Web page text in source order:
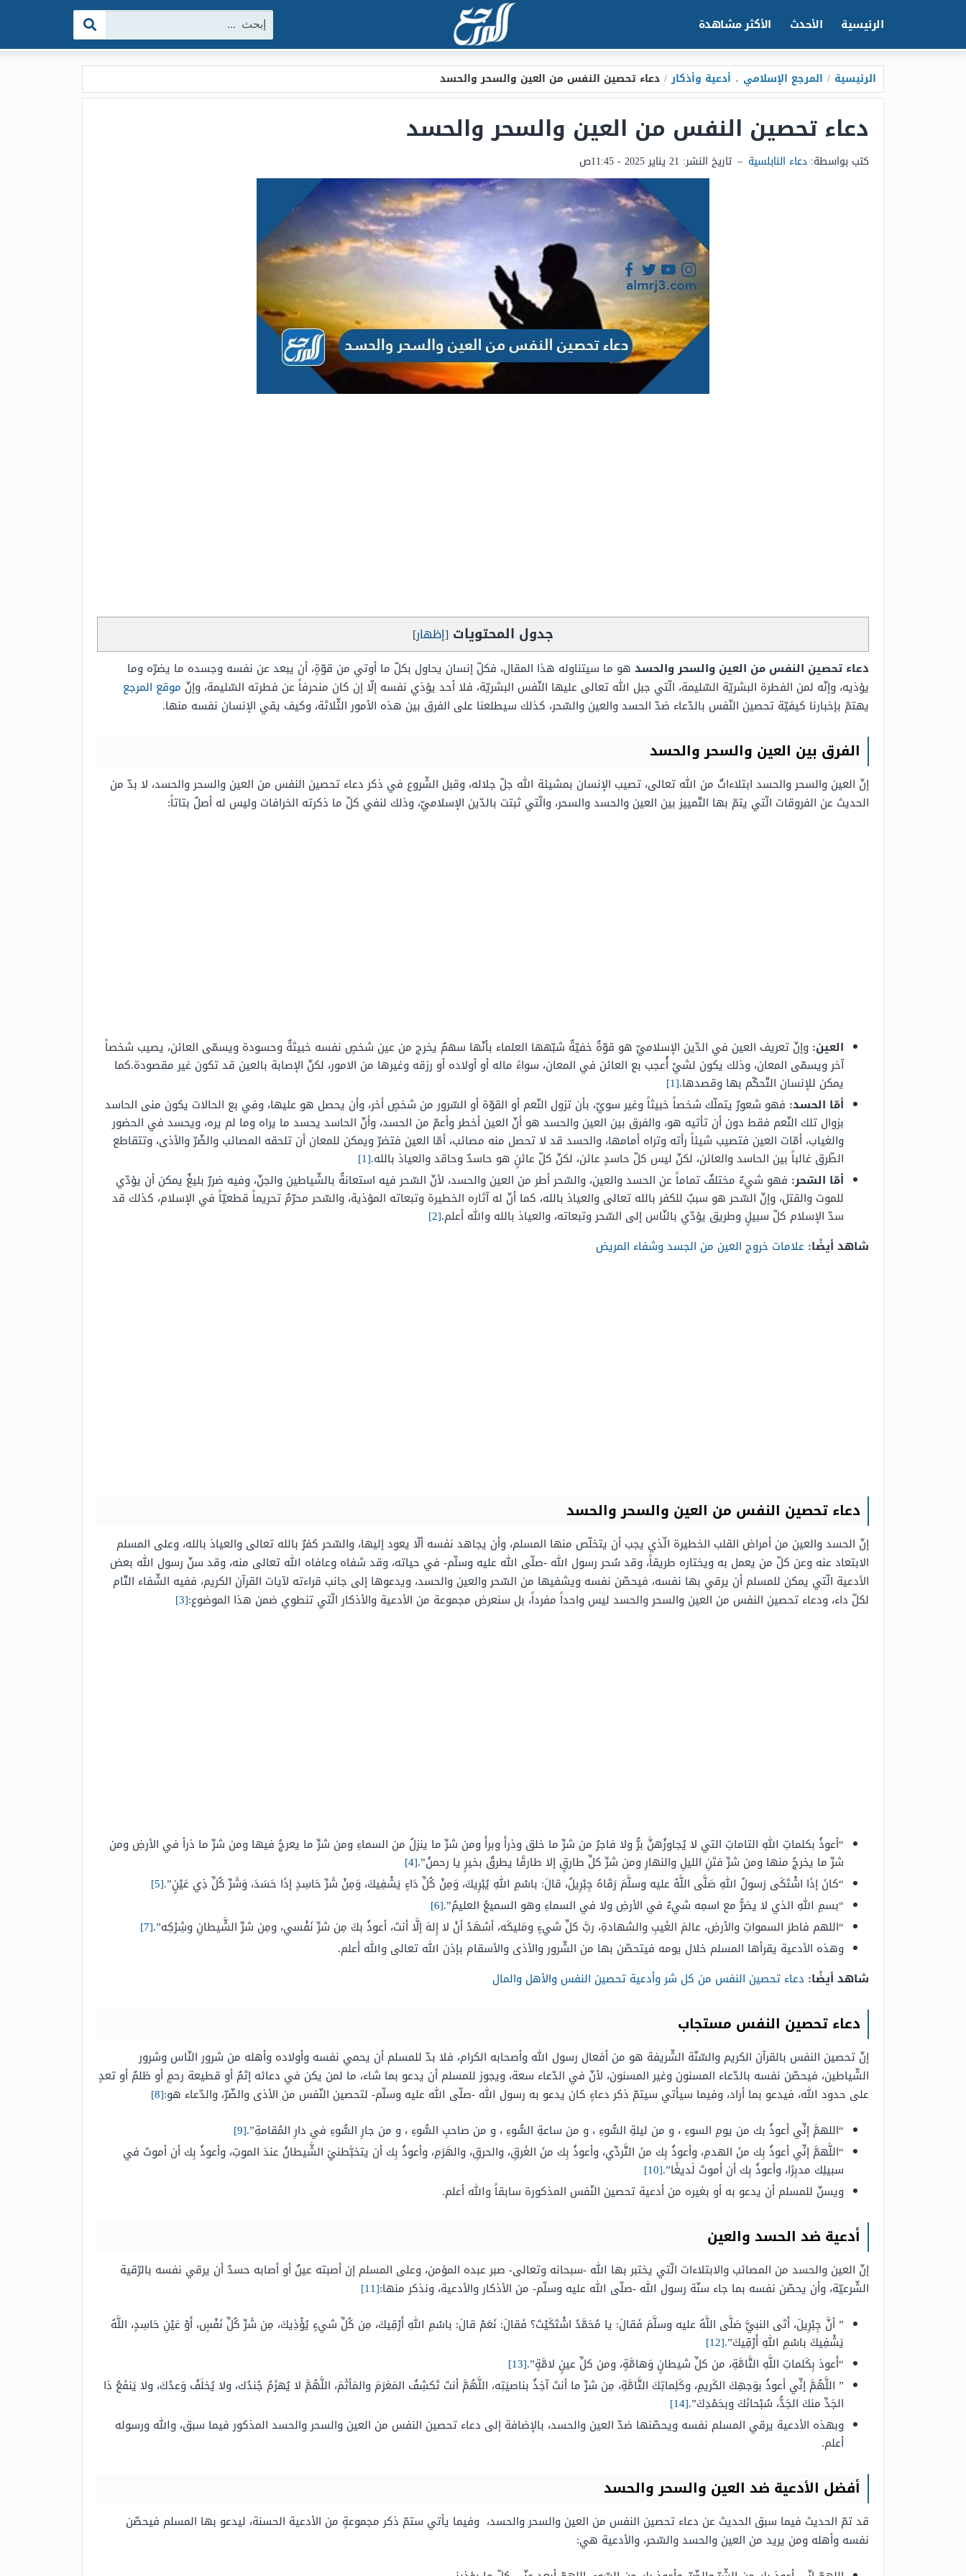
الرئيسية الأحدث الأكثر مشاهدة البحث:
الرئيسية / المرجع الإسلامي ، أدعية وأذكار / دعاء تحصين النفس من العين والسحر والحسد
دعاء تحصين النفس من العين والسحر والحسد
كتب بواسطة: دعاء النابلسية – تاريخ النشر: 21 يناير 2025 - 11:45ص
جدول المحتويات [إظهار]
دعاء تحصين النفس من العين والسحر والحسد هو ما سيتناوله هذا المقال، فكلّ إنسان يحاول بكلّ ما أوتي من قوّةٍ، أن يبعد عن نفسه وجسده ما يضرّه وما
يؤذيه، وإنّه لمن الفطرة البشريّة السّليمة، الّتي جبل الله تعالى عليها النّفس البشريّة، فلا أحد يؤذي نفسه إلّا إن كان منحرفاً عن فطرته السّليمة، وإنّ موقع المرجع
يهتمّ بإخبارنا كيفيّة تحصين النّفس بالدّعاء ضدّ الحسد والعين والسّحر، كذلك سيطلعنا على الفرق بين هذه الأمور الثّلاثة، وكيف يقي الإنسان نفسه منها.
الفرق بين العين والسحر والحسد
إنّ العين والسحر والحسد ابتلاءاتٌ من الله تعالى، تصيب الإنسان بمشيئة الله جلّ جلاله، وقبل الشّروع في ذكر دعاء تحصين النفس من العين والسحر والحسد، لا بدّ من
الحديث عن الفروقات الّتي يتمّ بها التّمييز بين العين والحسد والسحر، والّتي ثبتت بالدّين الإسلاميّ، وذلك لنفي كلّ ما ذكرته الخرافات وليس له أصلٌ بتاتاً:
العين: وإنّ تعريف العين في الدّين الإسلاميّ هو قوّةٌ خفيّةٌ شبّهها العلماء بأنّها سهمٌ يخرج من عين شخصٍ نفسه خبيثةٌ وحسودة ويسمّى العائن، يصيب شخصاً
آخر ويسمّى المعان، وذلك يكون لشيْ أُعجب بع العائن في المعان، سواءً ماله أو أولاده أو رزقه وغيرها من الامور، لكنّ الإصابة بالعين قد تكون غير مقصودة.كما
يمكن للإنسان التّحكّم بها وقصدها.[1]
أمّا الحسد: فهو شعورٌ يتملّك شخصاً خبيثاً وغير سويّ، بأن تزول النّعم أو القوّة أو السّرور من شخصٍ أخر، وأن يحصل هو عليها، وفي بع الحالات يكون منى الحاسد
بزوال تلك النّعم فقط دون أن تأتيه هو، والفرق بين العين والحسد هو أنّ العين أخطر وأعمّ من الحسد، وأنّ الحاسد يحسد ما يراه وما لم يره، ويحسد في الحضور
والغياب، أمّات العين فتصيب شيئاً رأته وتراه أمامها، والحسد قد لا تحصل منه مصائب، أمّا العين فتضرّ ويمكن للمعان أن تلحقه المصائب والضّرّ والأذى، وتتقاطع
الطّرق غالباً بين الحاسد والعائن، لكنّ ليس كلّ حاسدٍ عائن، لكنّ كلّ عائنٍ هو حاسدٌ وحاقد والعياذ بالله.[1]
أمّا السّحر: فهو شيءٌ مختلفٌ تماماً عن الحسد والعين، والسّحر أطر من العين والحسد، لأنّ السّحر فيه استعانةٌ بالشّياطين والجنّ، وفيه ضررٌ بليغٌ يمكن أن يؤدّي
للموت والقتل، وإنّ السّحر هو سببٌ للكفر بالله تعالى والعياذ بالله، كما أنّ له آثاره الخطيرة وتبعاته المؤذية، والسّحر محرّمٌ تحريماً قطعيّاً في الإسلام، كذلك قد
سدّ الإسلام كلّ سبيلٍ وطريق يؤدّي بالنّاس إلى السّحر وتبعاته، والعياذ بالله والله أعلم.[2]
شاهد أيضًا: علامات خروج العين من الجسد وشفاء المريض
دعاء تحصين النفس من العين والسحر والحسد
إنّ الحسد والعين من أمراض القلب الخطيرة الّذي يجب أن يتخلّص منها المسلم، وأن يجاهد نفسه ألّا يعود إليها، والسّحر كفرٌ بالله تعالى والعياذ بالله، وعلى المسلم
الابتعاد عنه وعن كلّ من يعمل به ويختاره طريقاً، وقد سُحر رسول الله -صلّى الله عليه وسلّم- في حياته، وقد شفاه وعافاه الله تعالى منه، وقد سنّ رسول الله بعض
الأدعية الّتي يمكن للمسلم أن يرقي بها نفسه، فيحصّن نفسه ويشفيها من السّحر والعين والحسد، ويدعوها إلى جانب قراءته لآيات القرآن الكريم، ففيه الشّفاء التّام
لكلّ داء، ودعاء تحصين النفس من العين والسحر والحسد ليس واحداً مفرداً، بل سنعرض مجموعة من الأدعية والأذكار الّتي تنطوي ضمن هذا الموضوع:[3]
“أعوذُ بكلماتِ اللهِ التاماتِ التي لا يُجاوزُهنَّ برٌّ ولا فاجرٌ من شرِّ ما خلق وذرأَ وبرأَ ومن شرِّ ما ينزلُ من السماءِ ومن شرِّ ما يعرجُ فيها ومن شرِّ ما ذرأ في الأرضِ ومن
شرِّ ما يخرجُ منها ومن شرِّ فتَنِ الليلِ والنهارِ ومن شرِّ كلِّ طارقٍ إلا طارقًا يطرقُ بخيرٍ يا رحمنُ”.[4]
“كانَ إذَا اشْتَكَى رَسولُ اللهِ صَلَّى اللَّهُ عليه وسلَّمَ رَقَاهُ جِبْرِيلُ، قالَ: باسْمِ اللهِ يُبْرِيكَ، وَمِنْ كُلِّ دَاءٍ يَشْفِيكَ، وَمِنْ شَرِّ حَاسِدٍ إذَا حَسَدَ، وَشَرِّ كُلِّ ذِي عَيْنٍ”.[5]
“بسمِ اللهِ الذي لا يضرُّ مع اسمِه شيءٌ في الأرضِ ولا في السماءِ وهو السميعُ العليمُ”.[6]
“اللهم فاطرَ السمواتِ والأرضِ، عالمَ الغَيبِ والشهادةِ، ربَّ كلِّ شيءٍ ومَليكَه، أشهَدُ أنْ لا إِلهَ إلَّا أنتَ، أعوذُ بكَ مِن شرِّ نَفْسي، ومِن شرِّ الشَّيطانِ وشِرْكِه”.[7]
وهذه الأدعية يقرأها المسلم خلال يومه فيتحصّن بها من الشّرور والأذى والأسقام بإذن الله تعالى والله أعلم.
شاهد أيضًا: دعاء تحصين النفس من كل شر وأدعية تحصين النفس والأهل والمال
دعاء تحصين النفس مستجاب
إنّ تحصين النفس بالقرآن الكريم والسّنّة الشّريفة هو من أفعال رسول الله وأصحابه الكرام، فلا بدّ للمسلم أن يحمي نفسه وأولاده وأهله من شرور النّاس وشرور
الشّياطين، فيحصّن نفسه بالدّعاء المسنون وغير المسنون، لأنّ في الدّعاء سعة، ويجوز للمسلم أن يدعو بما شاء، ما لمن يكن في دعائه إثمٌ أو قطيعة رحمٍ أو ظلمٌ أو تعدٍ
على حدود الله، فيدعو بما أراد، وفيما سيأتي سيتمّ ذكر دعاءٍ كان يدعو به رسول الله -صلّى الله عليه وسلّم- لتحصين النّفس من الأذى والضّرّ، والدّعاء هو:[8]
“اللهمَّ إنِّي أعوذُ بك من يومِ السوءِ ، و من ليلةِ السُّوءِ ، و من ساعةِ السُّوءِ ، و من صاحبِ السُّوءِ ، و من جارِ السُّوءِ في دارِ المُقامةِ”.[9]
“اللَّهمَّ إنِّي أعوذُ بِك منَ الهدمِ، وأعوذُ بِك منَ التَّردِّي، وأعوذُ بِك منَ الغَرقِ، والحرقِ، والهَرَمِ، وأعوذُ بِك أن يتخبَّطنيَ الشَّيطانُ عندَ الموتِ، وأعوذُ بِك أن أموتَ في
سبيلِك مدبِرًا، وأعوذُ بِك أن أموتَ لَديغًا”.[10]
ويسنّ للمسلم أن يدعو به أو بغيره من أدعية تحصين النّفس المذكورة سابقاً والله أعلم.
أدعية ضد الحسد والعين
إنّ العين والحسد من المصائب والابتلاءات الّتي يختبر بها الله -سبحانه وتعالى- صبر عبده المؤمن، وعلى المسلم إن أصبته عينٌ أو أصابه حسدٌ أن يرقي نفسه بالرّقية
الشّرعيّة، وأن يحصّن نفسه بما جاء سنّة رسول الله -صلّى الله عليه وسلّم- من الأذكار والأدعية، ونذكر منها:[11]
” أنَّ جِبْرِيلَ، أَتَى النبيَّ صَلَّى اللَّهُ عليه وسلَّمَ فَقالَ: يا مُحَمَّدُ اشْتَكَيْتَ؟ فَقالَ: نَعَمْ قالَ: باسْمِ اللهِ أَرْقِيكَ، مِن كُلِّ شيءٍ يُؤْذِيكَ، مِن شَرِّ كُلِّ نَفْسٍ، أَوْ عَيْنِ حَاسِدٍ، اللَّهُ
يَشْفِيكَ باسْمِ اللهِ أَرْقِيكَ”.[12]
“أَعوذ بِكَلماتِ اللَّهِ التَّامَّةِ، من كلِّ شيطانٍ وَهامَّةٍ، ومن كلِّ عينٍ لامَّةٍ”.[13]
” اللَّهُمَّ إنِّي أعوذُ بوَجهِكَ الكَريمِ، وكَلِماتِكَ التَّامَّةِ، مِن شرِّ ما أنتَ آخِذٌ بناصيَتِه، اللَّهُمَّ أنتَ تَكشِفُ المَغرَمَ والمَأثَمَ، اللَّهُمَّ لا يُهزَمُ جُندُك، ولا يُخلَفُ وَعدُكَ، ولا يَنفَعُ ذا
الجَدِّ منكَ الجَدُّ، سُبْحانَكَ وبحَمْدِكَ”.[14]
وبهذه الأدعية يرقي المسلم نفسه ويحصّنها ضدّ العين والحسد، بالإضافة إلى دعاء تحصين النفس من العين والسحر والحسد المذكور فيما سبق، والله ورسوله
أعلم.
أفضل الأدعية ضد العين والسحر والحسد
قد تمّ الحديث فيما سبق الحديث عن دعاء تحصين النفس من العين والسحر والحسد، وفيما يأتي ستمّ ذكر مجموعةٍ من الأدعية الحسنة، ليدعو بها المسلم فيحصّن
نفسه وأهله ومن يريد من العين والحسد والسّحر، والأدعية هي: